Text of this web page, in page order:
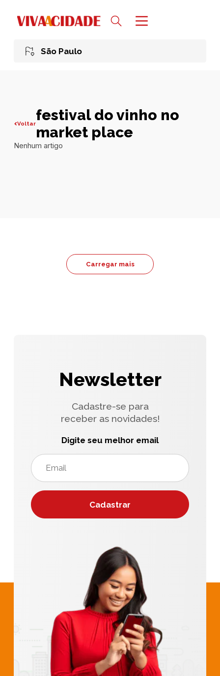
São Paulo
Voltarfestival do vinho no
market place
Nenhum artigo
Carregar mais
Newsletter
Cadastre-se para
receber as novidades!
Digite seu melhor email